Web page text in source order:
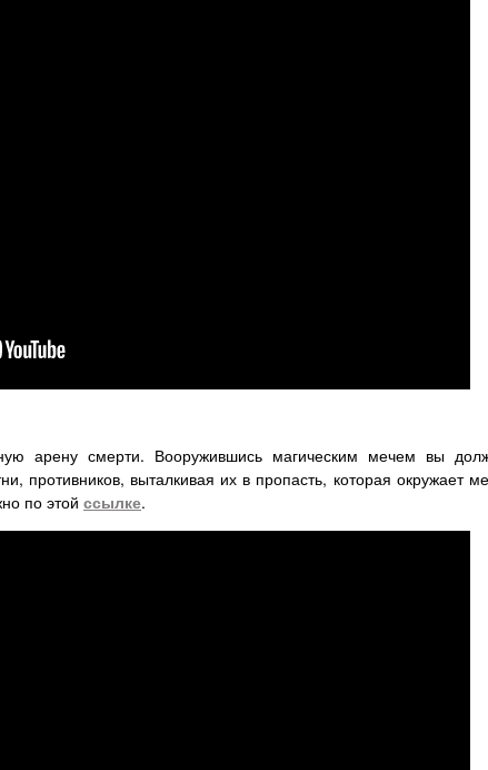
арену смерти. Вооружившись магическим мечем вы
противников, выталкивая их в пропасть, которая окружает
по этой ссылке.